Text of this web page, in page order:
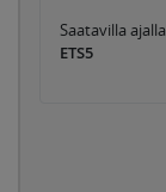
Saatavilla ajalla
ETS5